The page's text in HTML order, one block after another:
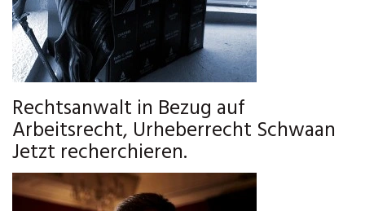
Rechtsanwalt in Bezug auf
Arbeitsrecht, Urheberrecht Schwaan
Jetzt recherchieren.